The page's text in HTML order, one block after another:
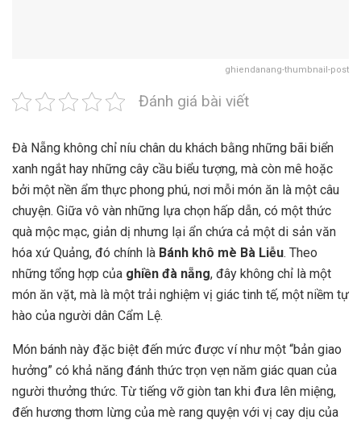
ghiendanang-thumbnail-post
Đánh giá bài viết
Đà Nẵng không chỉ níu chân du khách bằng những bãi biển
xanh ngắt hay những cây cầu biểu tượng, mà còn mê hoặc
bởi một nền ẩm thực phong phú, nơi mỗi món ăn là một câu
chuyện. Giữa vô vàn những lựa chọn hấp dẫn, có một thức
quà mộc mạc, giản dị nhưng lại ẩn chứa cả một di sản văn
hóa xứ Quảng, đó chính là Bánh khô mè Bà Liễu. Theo
những tổng hợp của ghiền đà nẵng, đây không chỉ là một
món ăn vặt, mà là một trải nghiệm vị giác tinh tế, một niềm tự
hào của người dân Cẩm Lệ.
Món bánh này đặc biệt đến mức được ví như một “bản giao
hưởng” có khả năng đánh thức trọn vẹn năm giác quan của
người thưởng thức. Từ tiếng vỡ giòn tan khi đưa lên miệng,
đến hương thơm lừng của mè rang quyện với vị cay dịu của